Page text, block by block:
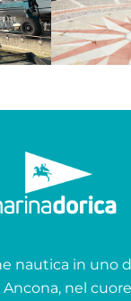
nautica in uno
Ancona, nel cuore